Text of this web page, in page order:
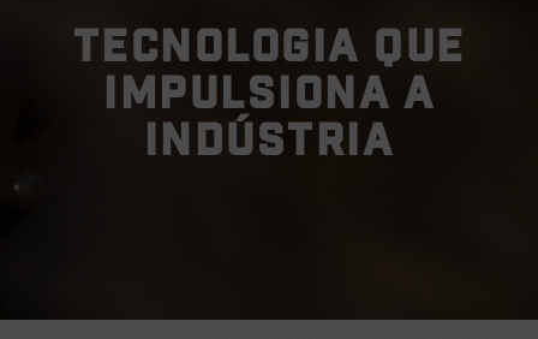
TECNOLOGIA QUE
IMPULSIONA A
INDÚSTRIA